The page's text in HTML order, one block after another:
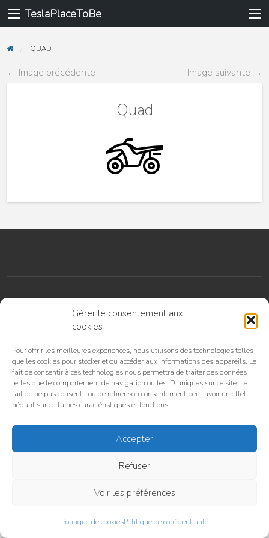
Gérer le consentement aux
cookies
Pour offrir les meilleures expériences, nous utilisons des technologies telles
que les cookies pour stocker et/ou accéder aux informations des appareils. Le
fait de consentir à ces technologies nous permettra de traiter des données
telles que le comportement de navigation ou les ID uniques sur ce site. Le
fait de ne pas consentir ou de retirer son consentement peut avoir un effet
négatif sur certaines caractéristiques et fonctions.
Accepter
Refuser
Voir les préférences
Politique de cookiesPolitique de confidentialité
TeslaPlaceToBe
QUAD
← Image précédente Image suivante →
Quad
Politique de cookies (UE)
© TeslaPlaceToBe 2025 | Tous droits réservés | TeslaPlaceToBe est une
organisation indépendante et n'est pas affiliée à Tesla Motors, Inc. ou à
ses filiales. Tesla, Tesla Cybertruck, Tesla Motors, Tesla Roadster,
Model 3, Model S, Model Y, Model X et les dessins « Tesla », « T » et «
Tesla et T in Crest » sont des marques commerciales ou des marques